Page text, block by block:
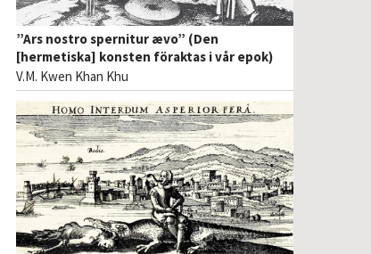
”Ars nostro spernitur ævo” (Den
[hermetiska] konsten föraktas i vår epok)
V.M. Kwen Khan Khu